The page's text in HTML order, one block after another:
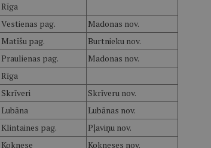
Rīga
Vestienas pag.
Madonas nov.
Matīšu pag.
Burtnieku nov.
Praulienas pag.
Madonas nov.
Rīga
Skrīveri
Skrīveru nov.
Lubāna
Lubānas nov.
Klintaines pag.
Pļaviņu nov.
Koknese
Kokneses nov.